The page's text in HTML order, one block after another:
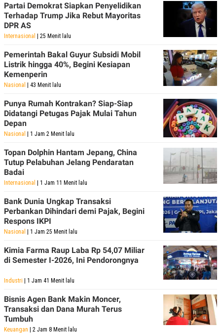
PEDOMAN
PEMBERITAAN
SIBER
PRIVACY
Partai Demokrat Siapkan Penyelidikan
Terhadap Trump Jika Rebut Mayoritas
DPR AS
Internasional | 25 Menit lalu
Pemerintah Bakal Guyur Subsidi Mobil
Listrik hingga 40%, Begini Kesiapan
Kemenperin
Nasional | 43 Menit lalu
Punya Rumah Kontrakan? Siap-Siap
Didatangi Petugas Pajak Mulai Tahun
Depan
Nasional | 1 Jam 2 Menit lalu
Topan Dolphin Hantam Jepang, China
Tutup Pelabuhan Jelang Pendaratan
Badai
Internasional | 1 Jam 11 Menit lalu
Bank Dunia Ungkap Transaksi
Perbankan Dihindari demi Pajak, Begini
Respons IKPI
Nasional | 1 Jam 25 Menit lalu
Kimia Farma Raup Laba Rp 54,07 Miliar
di Semester I-2026, Ini Pendorongnya
Industri | 1 Jam 41 Menit lalu
Bisnis Agen Bank Makin Moncer,
Transaksi dan Dana Murah Terus
Tumbuh
Keuangan | 2 Jam 8 Menit lalu